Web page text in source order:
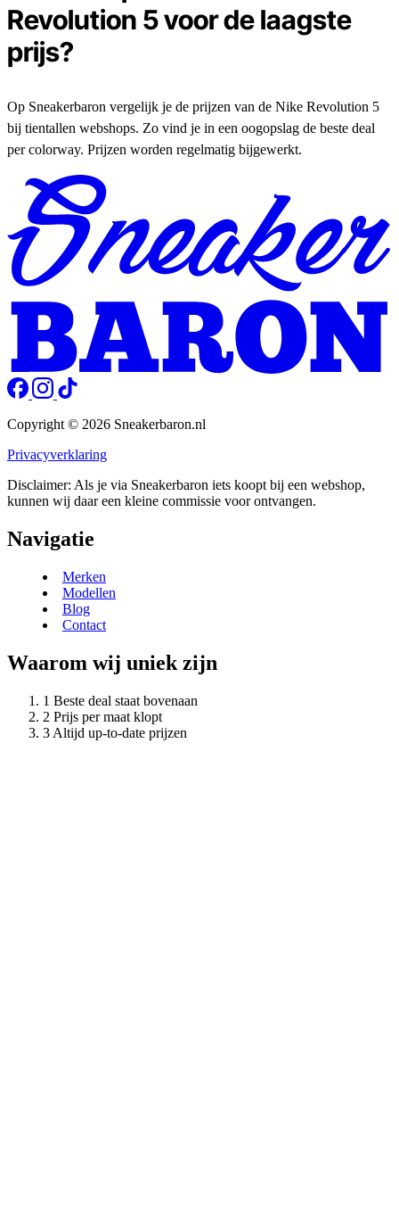
Revolution 5 voor de laagste
prijs?
Op Sneakerbaron vergelijk je de prijzen van de Nike Revolution 5
bij tientallen webshops. Zo vind je in een oogopslag de beste deal
per colorway. Prijzen worden regelmatig bijgewerkt.
Copyright © 2026 Sneakerbaron.nl
Privacyverklaring
Disclaimer: Als je via Sneakerbaron iets koopt bij een webshop,
kunnen wij daar een kleine commissie voor ontvangen.
Navigatie
Merken
Modellen
Blog
Contact
Waarom wij uniek zijn
Beste deal staat bovenaan
Prijs per maat klopt
Altijd up-to-date prijzen